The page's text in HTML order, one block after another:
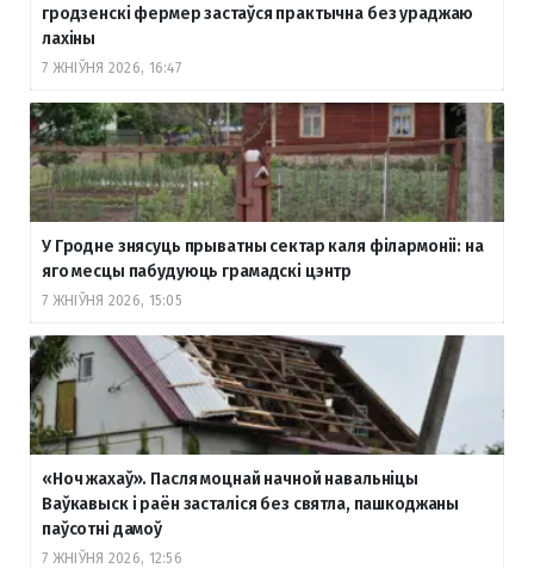
гродзенскі фермер застаўся практычна без ураджаю
лахіны
7 ЖНІЎНЯ 2026, 16:47
У Гродне знясуць прыватны сектар каля філармоніі: на
яго месцы пабудуюць грамадскі цэнтр
7 ЖНІЎНЯ 2026, 15:05
«Ноч жахаў». Пасля моцнай начной навальніцы
Ваўкавыск і раён засталіся без святла, пашкоджаны
паўсотні дамоў
7 ЖНІЎНЯ 2026, 12:56